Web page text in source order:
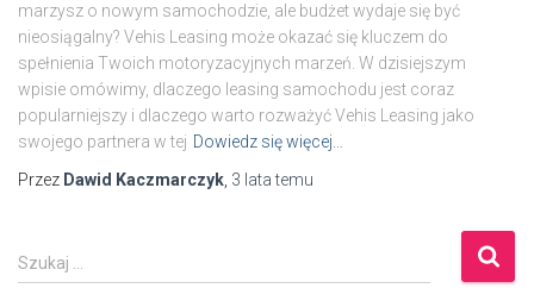
marzysz o nowym samochodzie, ale budżet wydaje się być
nieosiągalny? Vehis Leasing może okazać się kluczem do
spełnienia Twoich motoryzacyjnych marzeń. W dzisiejszym
wpisie omówimy, dlaczego leasing samochodu jest coraz
popularniejszy i dlaczego warto rozważyć Vehis Leasing jako
swojego partnera w tej Dowiedz się więcej…
Przez Dawid Kaczmarczyk 3 latatemu
S
z
Szukaj …